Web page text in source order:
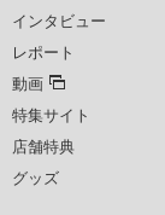
インタビュー
レポート
動画
特集サイト
店舗特典
グッズ